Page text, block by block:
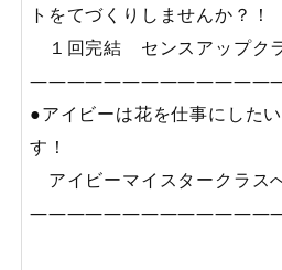
トをてづくりしませんか？！
１回完結 センスアップク
●アイビーは花を仕事にした
す！
アイビーマイスタークラス